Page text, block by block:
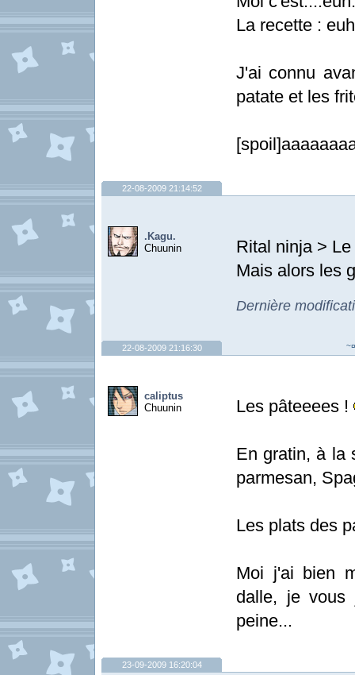
La recette :
J'ai connu
patate et les
22-08-2009 21:14:52
.Kagu.
Chuunin
Rital ninja >
Mais alors les
Dernière
22-08-2009 21:16:30
caliptus
Chuunin
Les pâteeees !
En gratin, à la
parmesan,
Les plats des
Moi j'ai bien
dalle, je vous
peine...
23-09-2009 16:20:04